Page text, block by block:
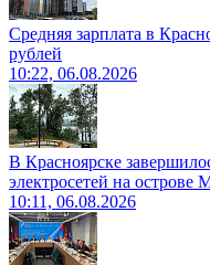
Средняя зарплата в
рублей
10:22, 06.08.2026
В Красноярске
электросетей на острове
10:11, 06.08.2026